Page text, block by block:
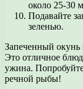
около 25-30
Подавайте
зеленью.
Запеченный
Это отличное
ужина.
речной рыбы!